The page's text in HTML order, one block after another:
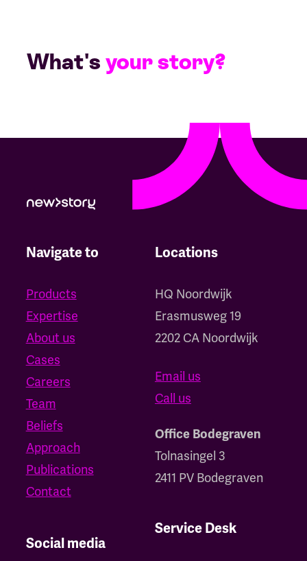
What's your story?
Navigate to
Products
Expertise
About us
Cases
Careers
Team
Beliefs
Approach
Publications
Contact
Social media
Service Desk
Locations
HQ Noordwijk
‍Erasmusweg 19
2202 CA Noordwijk
Email us
Call us
Office Bodegraven
Tolnasingel 3
2411 PV Bodegraven